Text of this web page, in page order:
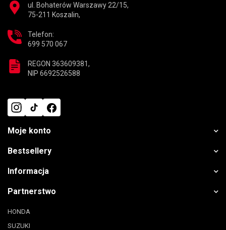
ul. Bohaterów Warszawy 22/15,
75-211 Koszalin,
Telefon:
699 570 067
REGON 363609381,
NIP 6692526588
Moje konto
Bestsellery
Informacja
Partnerstwo
HONDA
SUZUKI